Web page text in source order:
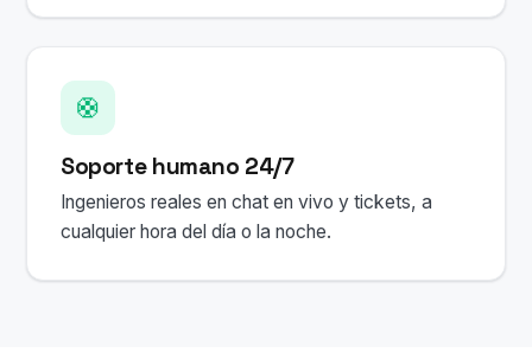
🛟
Soporte humano 24/7
Ingenieros reales en chat en vivo y tickets, a
cualquier hora del día o la noche.